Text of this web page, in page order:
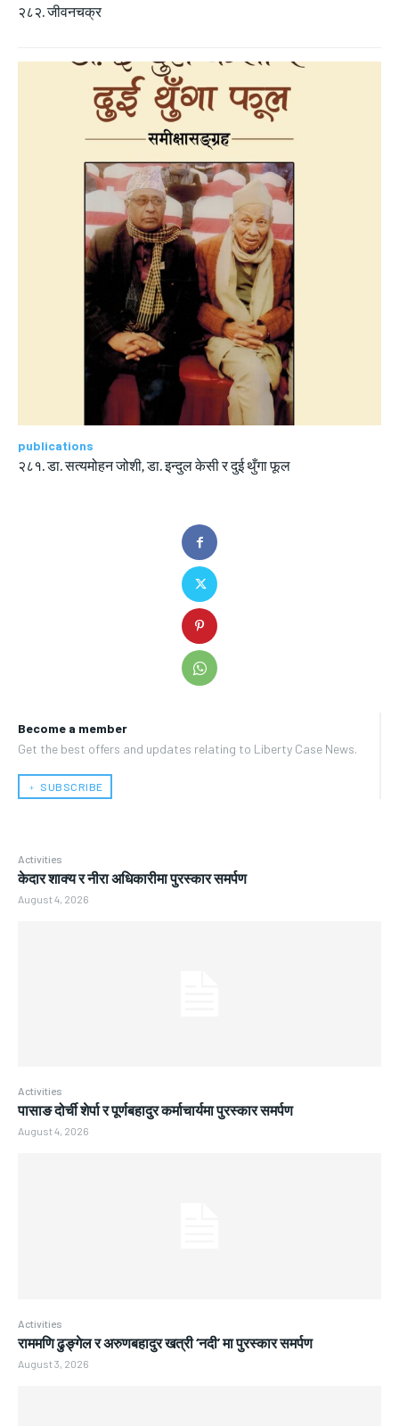
Become a member
Get the best offers and updates relating to Liberty Case News.
﹢ SUBSCRIBE
Activities
केदार शाक्य र नीरा अधिकारीमा पुरस्कार समर्पण
August 4, 2026
Activities
पासाङ दोर्ची शेर्पा र पूर्णबहादुर कर्माचार्यमा पुरस्कार समर्पण
August 4, 2026
Activities
राममणि ढुङ्गेल र अरुणबहादुर खत्री ‘नदी’ मा पुरस्कार समर्पण
August 3, 2026
२८२. जीवनचक्र
publications
२८१. डा. सत्यमोहन जोशी, डा. इन्दुल केसी र दुई थुँगा फूल